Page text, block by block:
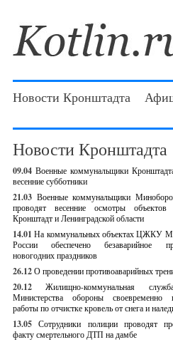
Новости Кронштадта
Новости Кронштадта
09.04 Военные коммунальщики
весенние субботники
21.03 Военные коммунальщики
проводят весенние осмотры
Кронштадт и Ленинградской области
14.01 На коммунальных объектах ЦЖКУ
России обеспечено безаварийное
новогодних праздников
26.12О проведении противоаварийных
20.12
Жилищно-коммунальная
Министерства обороны своевременно
работы по отчистке кровель от снега и
13.05 Сотрудники полиции проводят
факту смертельного ДТП на дамбе